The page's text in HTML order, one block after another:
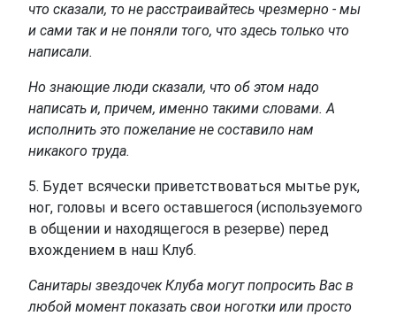
что сказали, то не расстраивайтесь чрезмерно - мы
и сами так и не поняли того, что здесь только что
написали.
Но знающие люди сказали, что об этом надо
написать и, причем, именно такими словами. А
исполнить это пожелание не составило нам
никакого труда.
5. Будет всячески приветствоваться мытье рук,
ног, головы и всего оставшегося (используемого
в общении и находящегося в резерве) перед
вхождением в наш Клуб.
Санитары звездочек Клуба могут попросить Вас в
любой момент показать свои ноготки или просто